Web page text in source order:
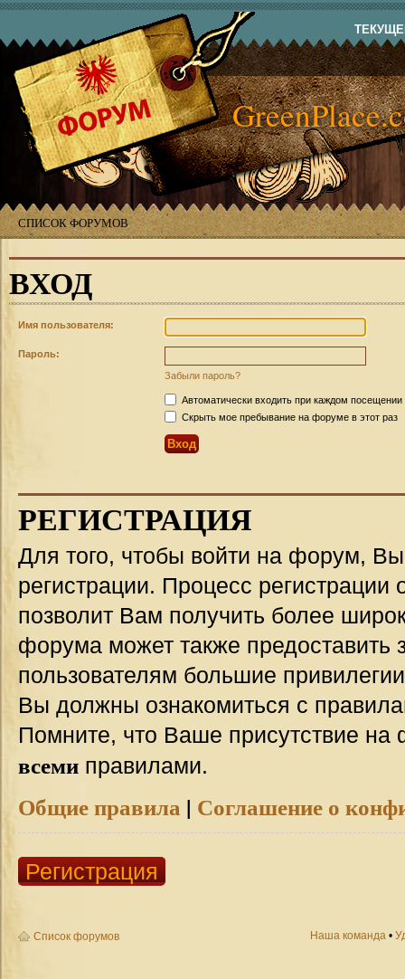
СПИСОК ФОРУМОВ
ВХОД
Имя пользователя:
Пароль:
Забыли пароль?
Автоматически входить при каждом посещении
Скрыть мое пребывание на форуме в этот раз
РЕГИСТРАЦИЯ
Для того, чтобы войти на форум,
регистрации. Процесс регистрации
позволит Вам получить более
форума может также предоставить
пользователям большие
Вы должны ознакомиться с
Помните, что Ваше присутствие на
всеми правилами.
Общие правила | Соглашение о
Регистрация
Список форумов Наша команда •